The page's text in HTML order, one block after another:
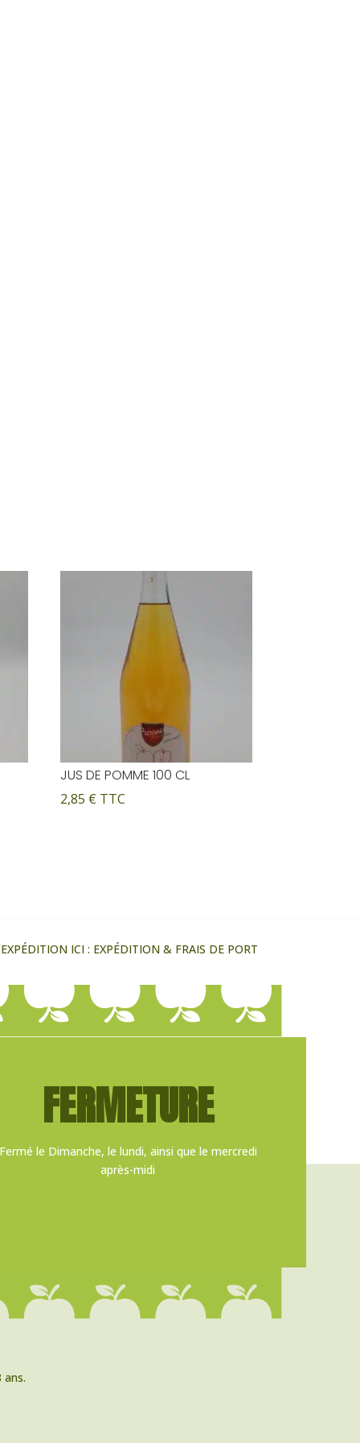
JUS DE POMME 100 CL
2,85 € TTC
ICI : EXPÉDITION & FRAIS DE PORT
FERMETURE
Fermé le Dimanche, le lundi, ainsi que le mercredi
après-midi